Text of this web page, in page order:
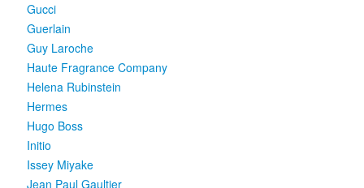
Gucci
Guerlain
Guy Laroche
Haute Fragrance Company
Helena Rubinstein
Hermes
Hugo Boss
Initio
Issey Miyake
Jean Paul Gaultier